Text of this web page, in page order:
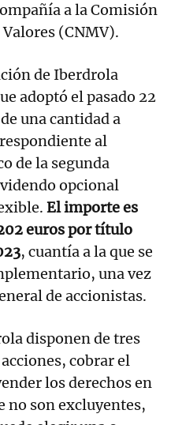
a la Comisión
(CNMV).
de Iberdrola
adoptó el pasado 22
una cantidad a
al
de la segunda
opcional
El importe es
euros por título
, cuantía a la que se
una vez
de accionistas.
disponen de tres
cobrar el
los derechos en
no son excluyentes,